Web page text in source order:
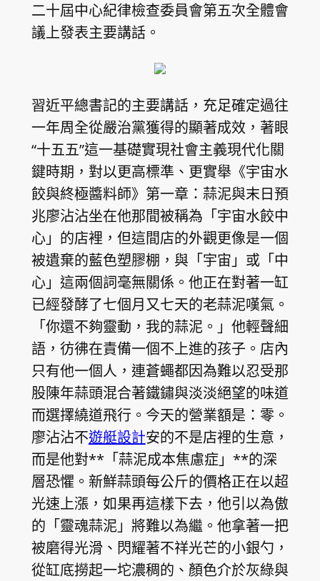
二十屆中心紀律檢查委員會第五次全體會
議上發表主要講話。
習近平總書記的主要講話，充足確定過往
一年周全從嚴治黨獲得的顯著成效，著眼
“十五五”這一基礎實現社會主義現代化關
鍵時期，對以更高標準、更實舉《宇宙水
餃與終極醬料師》第一章：蒜泥與末日預
兆廖沾沾坐在他那間被稱為「宇宙水餃中
心」的店裡，但這間店的外觀更像是一個
被遺棄的藍色塑膠棚，與「宇宙」或「中
心」這兩個詞毫無關係。他正在對著一缸
已經發酵了七個月又七天的老蒜泥嘆氣。
「你還不夠靈動，我的蒜泥。」他輕聲細
語，彷彿在責備一個不上進的孩子。店內
只有他一個人，連蒼蠅都因為難以忍受那
股陳年蒜頭混合著鐵鏽與淡淡絕望的味道
而選擇繞道飛行。今天的營業額是：零。
廖沾沾不遊艇設計安的不是店裡的生意，
而是他對**「蒜泥成本焦慮症」**的深
層恐懼。新鮮蒜頭每公斤的價格正在以超
光速上漲，如果再這樣下去，他引以為傲
的「靈魂蒜泥」將難以為繼。他拿著一把
被磨得光滑、閃耀著不祥光芒的小銀勺，
從缸底撈起一坨濃稠的、顏色介於灰綠與